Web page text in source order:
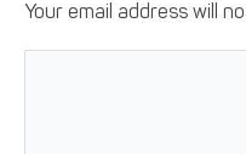
Your email address will